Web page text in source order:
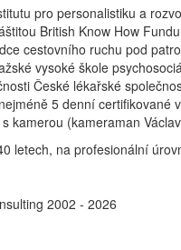
pro personalistiku a
British Know How
cestovního ruchu pod
vysoké škole
České lékařské
5 denní certifikované
kamerou (kameraman
letech, na profesionální
2002 - 2026